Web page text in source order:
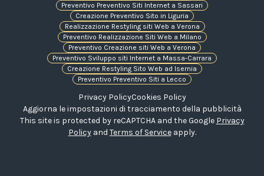
Preventivo Preventivo Siti Internet a Sassari
Creazione Preventivo Sito in Liguria
Realizzazione Restyling siti Web a Verona
Preventivo Realizzazione Siti Web a Milano
Preventivo Creazione siti Web a Verona
Preventivo Sviluppo siti Internet a Massa-Carrara
Creazione Restyling Sito Web ad Isernia
Preventivo Preventivo Siti a Lecco
Privacy PolicyCookies Policy
Aggiorna le impostazioni di tracciamento della pubblicità
This site is protected by reCAPTCHA and the Google Privacy
Policyand Terms of Serviceapply.